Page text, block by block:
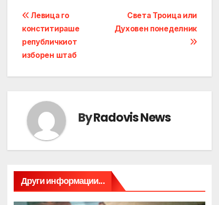
Post
navigation
Света Троица или
Духовен понеделник
Левица го
конститираше
републичкиот
изборен штаб
ByRadovis News
Други информации...